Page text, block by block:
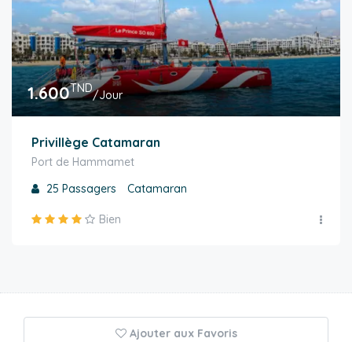
1.600TND/Jour
Privillège Catamaran
Port de Hammamet
25 Passagers Catamaran
Bien
Ajouter aux Favoris